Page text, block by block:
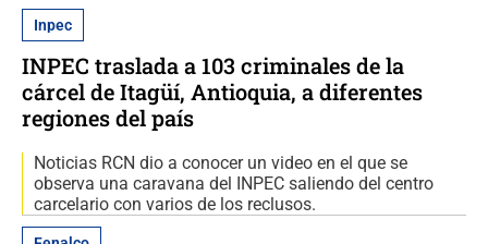
Inpec
INPEC traslada a 103 criminales de la
cárcel de Itagüí, Antioquia, a diferentes
regiones del país
Noticias RCN dio a conocer un video en el que se
observa una caravana del INPEC saliendo del centro
carcelario con varios de los reclusos.